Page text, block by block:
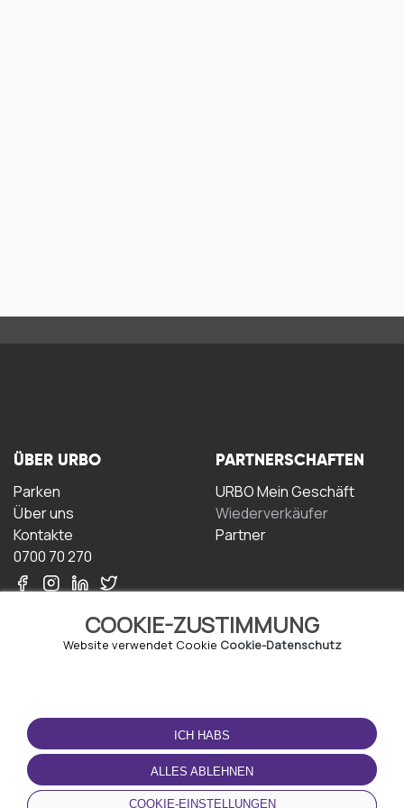
COOKIE-ZUSTIMMUNG
Website verwendet Cookie Cookie-Datenschutz
ICH HABS
ALLES ABLEHNEN
COOKIE-EINSTELLUNGEN
ÜBER URBO
Parken
Über uns
Kontakte
0700 70 270
PARTNERSCHAFTEN
URBO Mein Geschäft
Wiederverkäufer
Partner
NUTZUNGSBEDINGUNGEN
Geschäftsbedingungen
Datenschutz-
Bestimmungen
Cookie-Richtlinie
LADEN SIE DIE APP
HERUNTER